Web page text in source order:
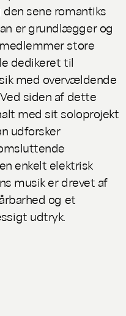
sene romantiks
er grundlægger og
store
dedikeret til
med overvældende
siden af dette
med sit soloprojekt
udforsker
enkelt elektrisk
musik er drevet af
og et
udtryk.